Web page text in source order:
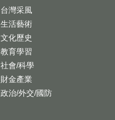
台灣采風
生活藝術
文化歷史
教育學習
社會/科學
財金產業
政治/外交/國防